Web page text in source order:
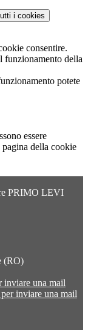
i cookies
consentire.
funzionamento della
potete
essere
della cookie
PRIMO LEVI
(RO)
inviare una mail
inviare una mail